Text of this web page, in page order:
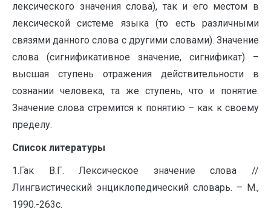
лексического значения слова), так и его местом в
лексической системе языка (то есть различными
связями данного слова с другими словами). Значение
слова (сигнификативное значение, сигнификат) –
высшая ступень отражения действительности в
сознании человека, та же ступень, что и понятие.
Значение слова стремится к понятию – как к своему
пределу.
Список литературы
1.Гак В.Г. Лексическое значение слова //
Лингвистический энциклопедический словарь. – М.,
1990.-263c.